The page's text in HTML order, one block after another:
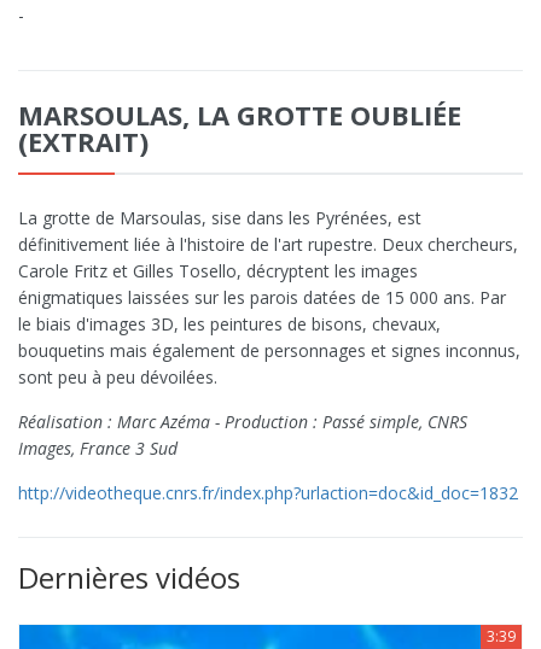
-
MARSOULAS, LA GROTTE OUBLIÉE
(EXTRAIT)
La grotte de Marsoulas, sise dans les Pyrénées, est
définitivement liée à l'histoire de l'art rupestre. Deux chercheurs,
Carole Fritz et Gilles Tosello, décryptent les images
énigmatiques laissées sur les parois datées de 15 000 ans. Par
le biais d'images 3D, les peintures de bisons, chevaux,
bouquetins mais également de personnages et signes inconnus,
sont peu à peu dévoilées.
Réalisation : Marc Azéma - Production : Passé simple, CNRS
Images, France 3 Sud
http://videotheque.cnrs.fr/index.php?urlaction=doc&id_doc=1832
Dernières vidéos
3:39